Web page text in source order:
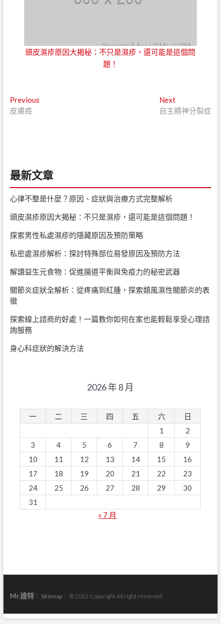
頭皮濕疹原因大揭秘：不只是濕疹，還可能是這個問
題！
文
章
PreviousPrevious
皮膚癌
NextNext
post:
自主精神分裂症
最新文章
心律不整是什麼？原因、症狀與治療方式完整解析
頭皮濕疹原因大揭秘：不只是濕疹，還可能是這個問題！
探索男性私處濕疹的隱藏原因及預防策略
私密處濕疹解析：探討特殊部位易發原因及預防方法
解讀益生元食物：促進腸道平衡與免疫力的秘密武器
關節炎症狀全解析：從疼痛到紅腫，探索類風濕性關節炎的表
徵
探索線上諮商的好處！一篇教你如何在家也能輕鬆享受心理諮
詢服務
身心科症狀的解決方法
2026 年 8 月
一 二 三 四 五 六
日
1
2
3
4 5 6 7 8
9
10
11 12 13 14 15
16
17
18 19 20 21 22
23
24
25 26 27 28 29
30
31
« 7 月
Mr.達特｜ Sitemap｜ © 2022 Copyright All right reserved